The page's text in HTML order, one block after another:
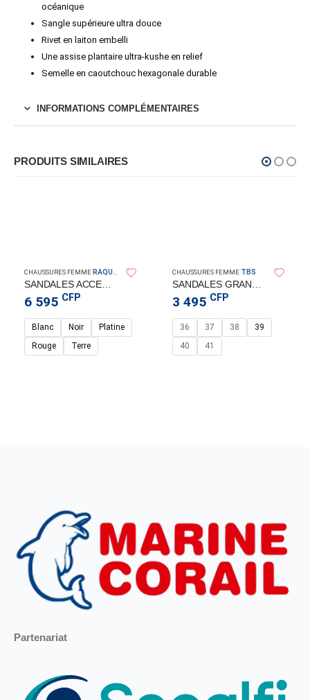
océanique
Sangle supérieure ultra douce
Rivet en laiton embelli
Une assise plantaire ultra-kushe en relief
Semelle en caoutchouc hexagonale durable
INFORMATIONS COMPLÉMENTAIRES
PRODUITS SIMILAIRES
CHAUSSURES FEMMERAQUEL PEREZ
6 595 CFP
Blanc Noir
Platine
Rouge
Terre
CHAUSSURES FEMME TBS
3 495 CFP
36 37 38
39
40
41
Partenariat